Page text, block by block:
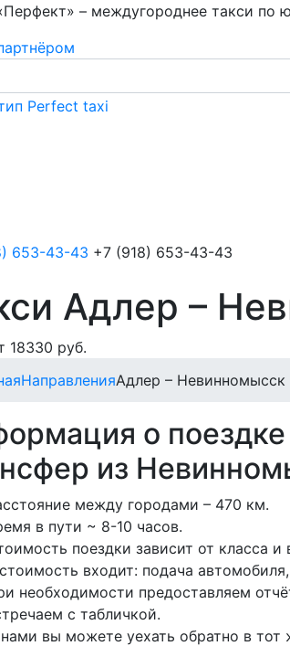
– междугороднее такси по
653-43-43 +7 (918) 653-43-43
Адлер –
18330 руб.
НаправленияАдлер – Невинномысск
о поездке
из
между городами – 470 км.
в пути ~ 8-10 часов.
поездки зависит от класса
входит: подача
необходимости предоставляем
с табличкой.
вы можете уехать обратно в тот